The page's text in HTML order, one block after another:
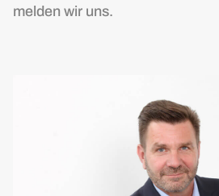
melden wir uns.